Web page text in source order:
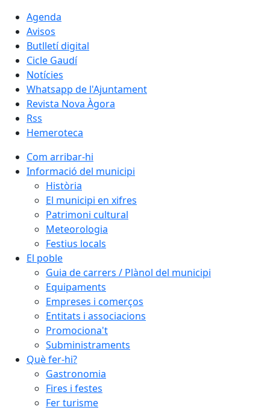
Agenda
Avisos
Butlletí digital
Cicle Gaudí
Notícies
Whatsapp de l'Ajuntament
Revista Nova Àgora
Rss
Hemeroteca
Com arribar-hi
Informació del municipi
Història
El municipi en xifres
Patrimoni cultural
Meteorologia
Festius locals
El poble
Guia de carrers / Plànol del municipi
Equipaments
Empreses i comerços
Entitats i associacions
Promociona't
Subministraments
Què fer-hi?
Gastronomia
Fires i festes
Fer turisme